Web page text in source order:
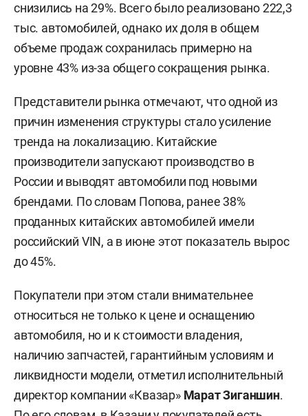
снизились на 29%. Всего было реализовано 222,3
тыс. автомобилей, однако их доля в общем
объеме продаж сохранилась примерно на
уровне 43% из-за общего сокращения рынка.
Представители рынка отмечают, что одной из
причин изменения структуры стало усиление
тренда на локализацию. Китайские
производители запускают производство в
России и выводят автомобили под новыми
брендами. По словам Попова, ранее 38%
проданных китайских автомобилей имели
российский VIN, а в июне этот показатель вырос
до 45%.
Покупатели при этом стали внимательнее
относиться не только к цене и оснащению
автомобиля, но и к стоимости владения,
наличию запчастей, гарантийным условиям и
ликвидности модели, отметил исполнительный
директор компании «Квазар» Марат Зиганшин.